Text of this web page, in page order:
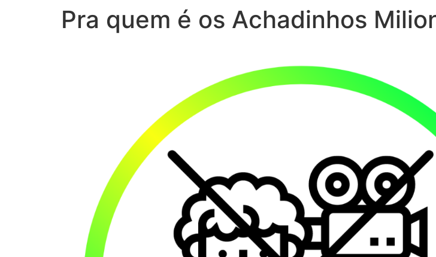
Pra quem é os Achadinhos